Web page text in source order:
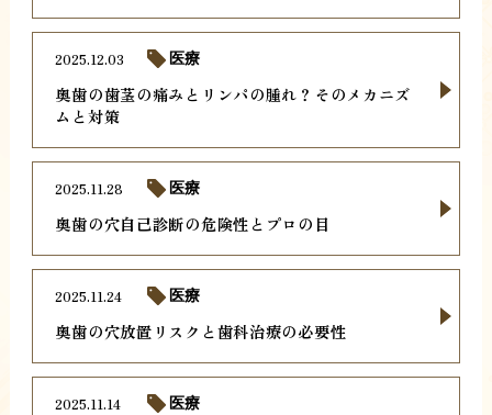
奥歯の歯茎の痛みとリンパの腫れ？そのメカニズ
ムと対策
2025.12.03 医療
奥歯の穴自己診断の危険性とプロの目
2025.11.28 医療
奥歯の穴放置リスクと歯科治療の必要性
2025.11.24 医療
2025.11.14 医療